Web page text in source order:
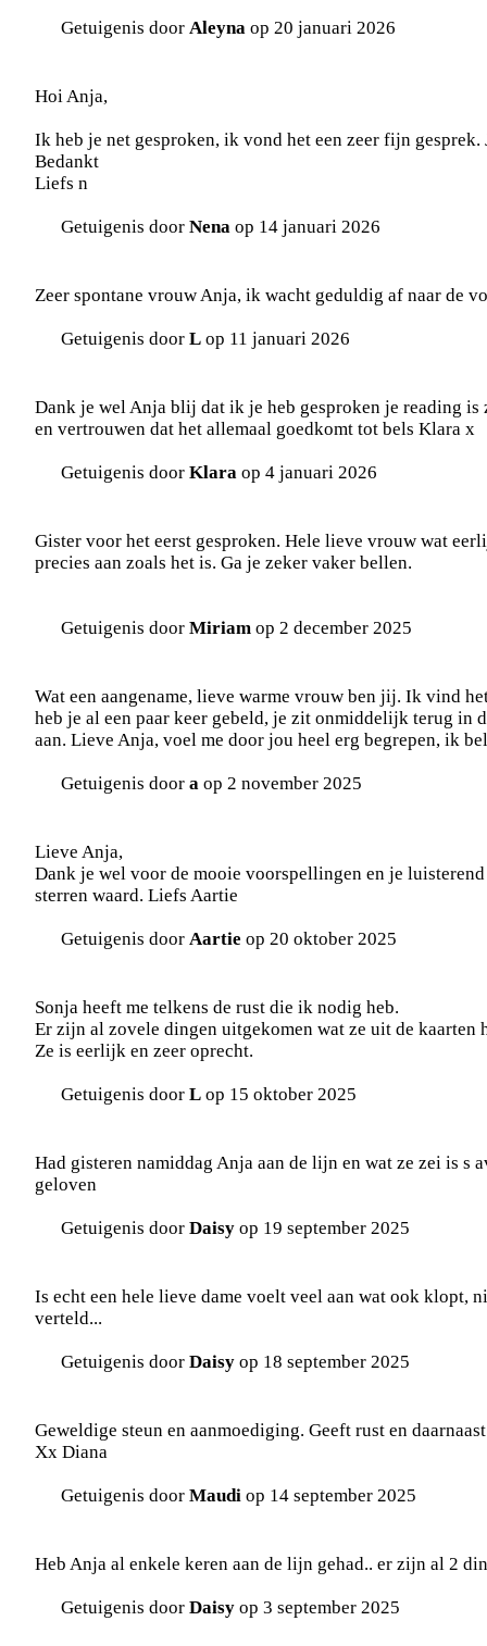
Getuigenis door Aleyna op 20 januari 2026
Hoi Anja,
Ik heb je net gesproken, ik vond het een zeer fijn
Bedankt
Liefs n
Getuigenis door Nena op 14 januari 2026
Zeer spontane vrouw Anja, ik wacht geduldig af naar de
Getuigenis door L op 11 januari 2026
Dank je wel Anja blij dat ik je heb gesproken je reading
en vertrouwen dat het allemaal goedkomt tot bels Klara x
Getuigenis door Klara op 4 januari 2026
Gister voor het eerst gesproken. Hele lieve vrouw wat
precies aan zoals het is. Ga je zeker vaker bellen.
Getuigenis door Miriam op 2 december 2025
Wat een aangename, lieve warme vrouw ben jij. Ik vind
heb je al een paar keer gebeld, je zit onmiddelijk terug in
aan. Lieve Anja, voel me door jou heel erg begrepen, ik
Getuigenis door a op 2 november 2025
Lieve Anja,
Dank je wel voor de mooie voorspellingen en je
sterren waard. Liefs Aartie
Getuigenis door Aartie op 20 oktober 2025
Sonja heeft me telkens de rust die ik nodig heb.
Er zijn al zovele dingen uitgekomen wat ze uit de kaarten
Ze is eerlijk en zeer oprecht.
Getuigenis door L op 15 oktober 2025
Had gisteren namiddag Anja aan de lijn en wat ze zei is s
geloven
Getuigenis door Daisy op 19 september 2025
Is echt een hele lieve dame voelt veel aan wat ook klopt,
verteld...
Getuigenis door Daisy op 18 september 2025
Geweldige steun en aanmoediging. Geeft rust en
Xx Diana
Getuigenis door Maudi op 14 september 2025
Heb Anja al enkele keren aan de lijn gehad.. er zijn al 2
Getuigenis door Daisy op 3 september 2025